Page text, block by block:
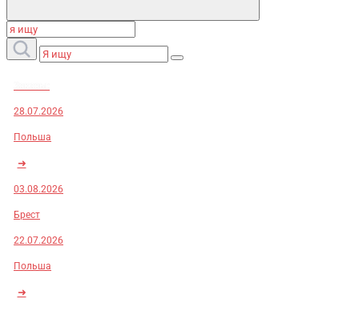
28.07.2026
Польша
➜
03.08.2026
Брест
22.07.2026
Польша
➜